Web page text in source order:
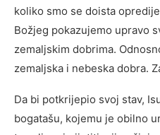
koliko smo se doista
Božjeg pokazujemo upravo
zemaljskim dobrima.
zemaljska i nebeska dobra.
Da bi potkrijepio svoj stav,
bogatašu, kojemu je obilno